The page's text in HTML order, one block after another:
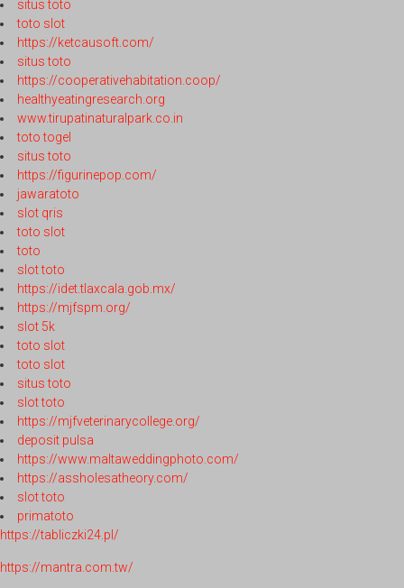
situs toto
toto slot
https://ketcausoft.com/
situs toto
https://cooperativehabitation.coop/
healthyeatingresearch.org
www.tirupatinaturalpark.co.in
toto togel
situs toto
https://figurinepop.com/
jawaratoto
slot qris
toto slot
toto
slot toto
https://idet.tlaxcala.gob.mx/
https://mjfspm.org/
slot 5k
toto slot
toto slot
situs toto
slot toto
https://mjfveterinarycollege.org/
deposit pulsa
https://www.maltaweddingphoto.com/
https://assholesatheory.com/
slot toto
primatoto
https://tabliczki24.pl/
https://mantra.com.tw/